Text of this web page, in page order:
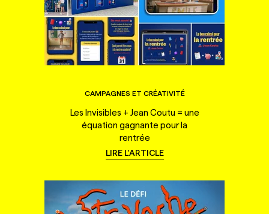
CAMPAGNES ET CRÉATIVITÉ
Les Invisibles + Jean Coutu = une
équation gagnante pour la
rentrée
LIRE L'ARTICLE